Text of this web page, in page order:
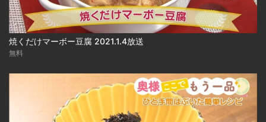
焼くだけマーボー豆腐 2021.1.4放送
無料